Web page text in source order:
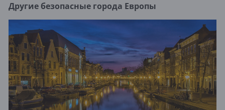
Другие безопасные города Европы